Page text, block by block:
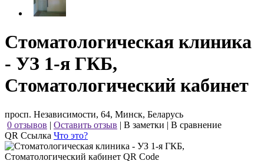
Стоматологическая клиника
- УЗ 1-я ГКБ,
Стоматологический кабинет
просп. Независимости, 64, Минск, Беларусь
0 отзывов | Оставить отзыв | В заметки | В сравнение
QR Ссылка Что это?